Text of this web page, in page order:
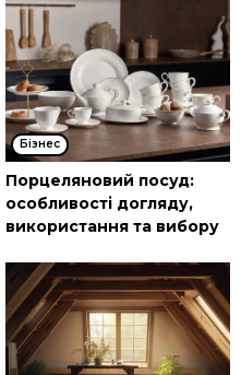
Бізнес
Порцеляновий посуд:
особливості догляду,
використання та вибору